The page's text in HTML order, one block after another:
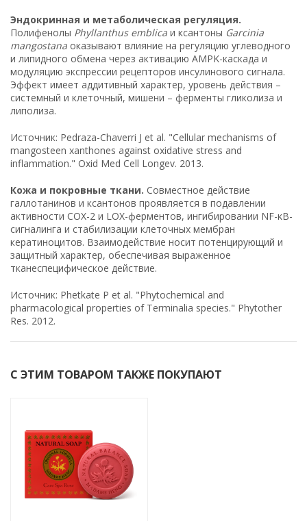
Эндокринная и метаболическая регуляция.
Полифенолы Phyllanthus emblica и ксантоны Garcinia
mangostana оказывают влияние на регуляцию углеводного
и липидного обмена через активацию AMPK-каскада и
модуляцию экспрессии рецепторов инсулинового сигнала.
Эффект имеет аддитивный характер, уровень действия –
системный и клеточный, мишени – ферменты гликолиза и
липолиза.
Источник: Pedraza-Chaverri J et al. "Cellular mechanisms of
mangosteen xanthones against oxidative stress and
inflammation." Oxid Med Cell Longev. 2013.
Кожа и покровные ткани. Совместное действие
галлотанинов и ксантонов проявляется в подавлении
активности COX-2 и LOX-ферментов, ингибировании NF-κB-
сигналинга и стабилизации клеточных мембран
кератиноцитов. Взаимодействие носит потенцирующий и
защитный характер, обеспечивая выраженное
тканеспецифическое действие.
Источник: Phetkate P et al. "Phytochemical and
pharmacological properties of Terminalia species." Phytother
Res. 2012.
С ЭТИМ ТОВАРОМ ТАКЖЕ ПОКУПАЮТ